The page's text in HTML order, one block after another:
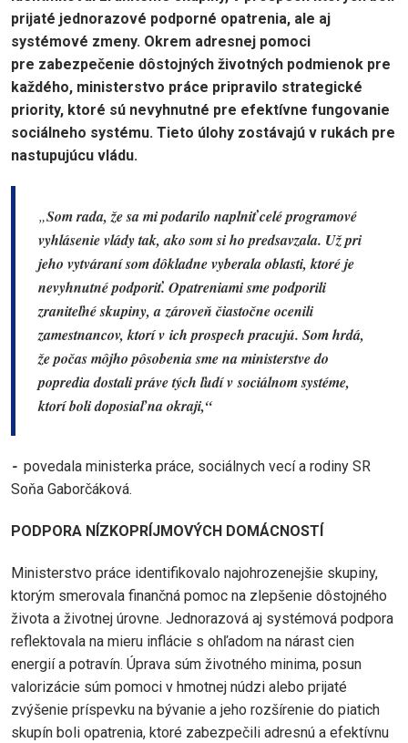
prijaté jednorazové podporné opatrenia, ale aj
systémové zmeny. Okrem adresnej pomoci
pre zabezpečenie dôstojných životných podmienok pre
každého, ministerstvo práce pripravilo strategické
priority, ktoré sú nevyhnutné pre efektívne fungovanie
sociálneho systému. Tieto úlohy zostávajú v rukách pre
nastupujúcu vládu.
„Som rada, že sa mi podarilo naplniť celé programové
vyhlásenie vlády tak, ako som si ho predsavzala. Už pri
jeho vytváraní som dôkladne vyberala oblasti, ktoré je
nevyhnutné podporiť. Opatreniami sme podporili
zraniteľné skupiny, a zároveň čiastočne ocenili
zamestnancov, ktorí v ich prospech pracujú. Som hrdá,
že počas môjho pôsobenia sme na ministerstve do
popredia dostali práve tých ľudí v sociálnom systéme,
ktorí boli doposiaľ na okraji,“
- povedala ministerka práce, sociálnych vecí a rodiny SR
Soňa Gaborčáková.
PODPORA NÍZKOPRÍJMOVÝCH DOMÁCNOSTÍ
Ministerstvo práce identifikovalo najohrozenejšie skupiny,
ktorým smerovala finančná pomoc na zlepšenie dôstojného
života a životnej úrovne. Jednorazová aj systémová podpora
reflektovala na mieru inflácie s ohľadom na nárast cien
energií a potravín. Úprava súm životného minima, posun
valorizácie súm pomoci v hmotnej núdzi alebo prijaté
zvýšenie príspevku na bývanie a jeho rozšírenie do piatich
skupín boli opatrenia, ktoré zabezpečili adresnú a efektívnu